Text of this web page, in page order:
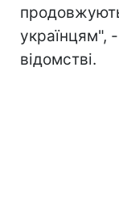
українцям",
відомстві.